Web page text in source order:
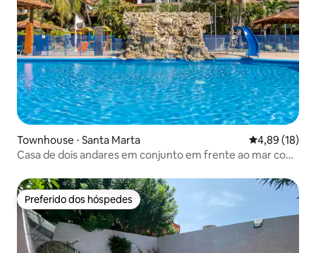
Townhouse ⋅ Santa Marta 4,89 de uma
4,89 (18)
Casa de dois andares em conjunto em frente ao mar com
Preferido dos hóspedes
Preferido dos hóspedes